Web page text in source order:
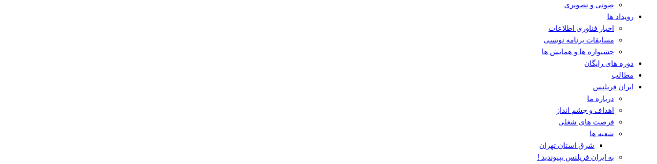
صوتی و تصویری
رویداد ها
اخبار فناوری اطلاعات
مسابقات برنامه نویسی
جشنواره ها و همایش ها
دوره های رایگان
مطالب
ایران فریلنس
درباره ما
اهداف و چشم انداز
فرصت های شغلی
شعبه ها
شرق استان تهران
به ایران فریلنس بپیوندید !